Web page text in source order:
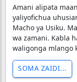
Amani alipata
yaliyofichua
Macho ya Usiku.
wa zamani. Kabla
waligonga mlango
SOMA ZAIDI...